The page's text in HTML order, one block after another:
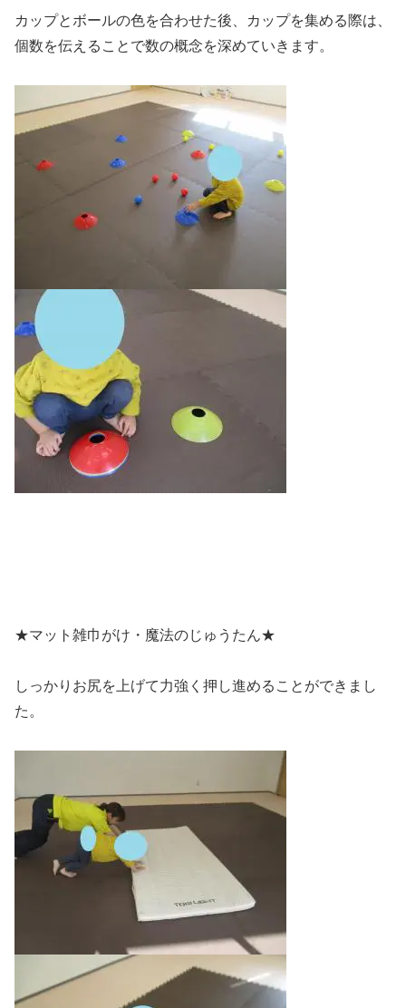
カップとボールの色を合わせた後、カップを集める際は、
個数を伝えることで数の概念を深めていきます。
★マット雑巾がけ・魔法のじゅうたん★
しっかりお尻を上げて力強く押し進めることができまし
た。